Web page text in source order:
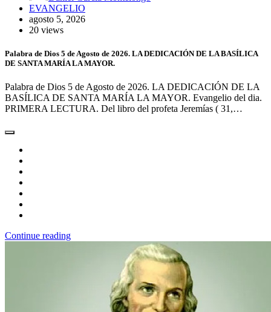
EVANGELIO
agosto 5, 2026
20 views
Palabra de Dios 5 de Agosto de 2026. LA DEDICACIÓN DE LA BASÍLICA
DE SANTA MARÍA LA MAYOR.
Palabra de Dios 5 de Agosto de 2026. LA DEDICACIÓN DE LA
BASÍLICA DE SANTA MARÍA LA MAYOR. Evangelio del dia.
PRIMERA LECTURA. Del libro del profeta Jeremías ( 31,…
Continue reading